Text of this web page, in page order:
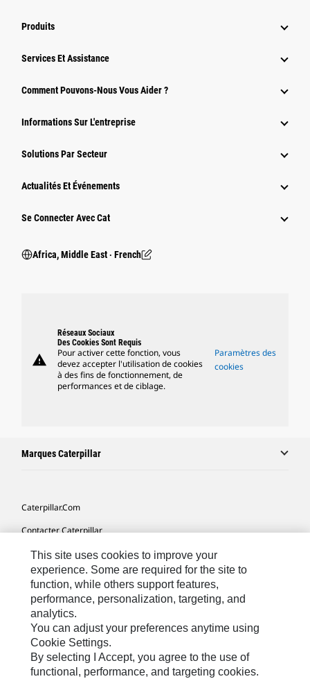
Produits
Services Et Assistance
Comment Pouvons-Nous Vous Aider ?
Informations Sur L'entreprise
Solutions Par Secteur
Actualités Et Événements
Se Connecter Avec Cat
Africa, Middle East ‧ French
warning
Réseaux Sociaux
Des Cookies Sont Requis
Pour activer cette fonction, vous
devez accepter l'utilisation de cookies
à des fins de fonctionnement, de
performances et de ciblage.
Paramètres des
cookies
Marques Caterpillar
Caterpillar.com
Contacter Caterpillar
Mes Préférences Marketing
Plan Du Site
Cookie Settings
Mentions Légales
Confidentialité
This site uses cookies to improve your
experience. Some are required for the site to
function, while others support features,
performance, personalization, targeting, and
analytics.
You can adjust your preferences anytime using
Cookie Settings.
By selecting I Accept, you agree to the use of
functional, performance, and targeting cookies.